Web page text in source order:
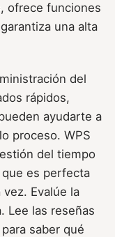
ofrece funciones
una alta
del
rápidos,
ayudarte a
proceso. WPS
del tiempo
es perfecta
Evalúe la
Lee las reseñas
saber qué